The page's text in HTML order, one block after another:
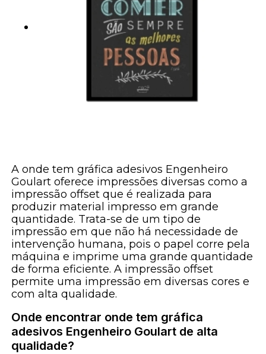
A onde tem gráfica adesivos Engenheiro
Goulart oferece impressões diversas como a
impressão offset que é realizada para
produzir material impresso em grande
quantidade. Trata-se de um tipo de
impressão em que não há necessidade de
intervenção humana, pois o papel corre pela
máquina e imprime uma grande quantidade
de forma eficiente. A impressão offset
permite uma impressão em diversas cores e
com alta qualidade.
Onde encontrar onde tem gráfica
adesivos Engenheiro Goulart de alta
qualidade?